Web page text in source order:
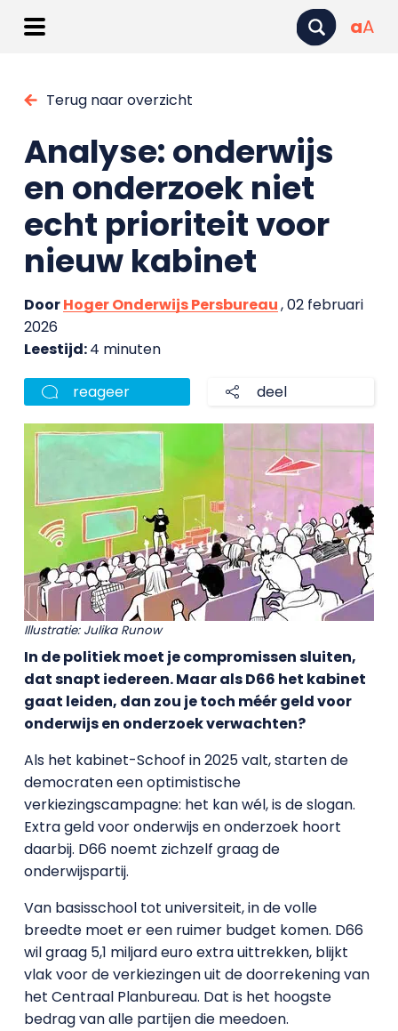
aA
Terug naar overzicht
Analyse: onderwijs
en onderzoek niet
echt prioriteit voor
nieuw kabinet
DoorHoger Onderwijs Persbureau, 02 februari
2026
Leestijd:4 minuten
reageer deel
Illustratie: Julika Runow
In de politiek moet je compromissen sluiten,
dat snapt iedereen. Maar als D66 het kabinet
gaat leiden, dan zou je toch méér geld voor
onderwijs en onderzoek verwachten?
Als het kabinet-Schoof in 2025 valt, starten de
democraten een optimistische
verkiezingscampagne: het kan wél, is de slogan.
Extra geld voor onderwijs en onderzoek hoort
daarbij. D66 noemt zichzelf graag de
onderwijspartij.
Van basisschool tot universiteit, in de volle
breedte moet er een ruimer budget komen. D66
wil graag 5,1 miljard euro extra uittrekken, blijkt
vlak voor de verkiezingen uit de doorrekening van
het Centraal Planbureau. Dat is het hoogste
bedrag van alle partijen die meedoen.